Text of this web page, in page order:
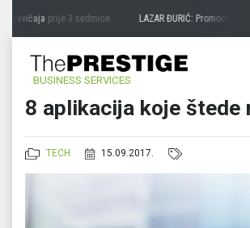
zavičajaprije 3 sedmice LAZAR ĐURIĆ: Promocija
BUSINESS SERVICES
8 aplikacija koje štede
TECH 15.09.2017.